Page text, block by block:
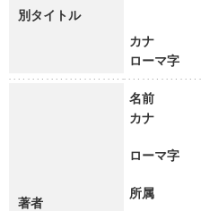
別タイトル
カナ
ローマ字
著者
名前
カナ
ローマ字
所属